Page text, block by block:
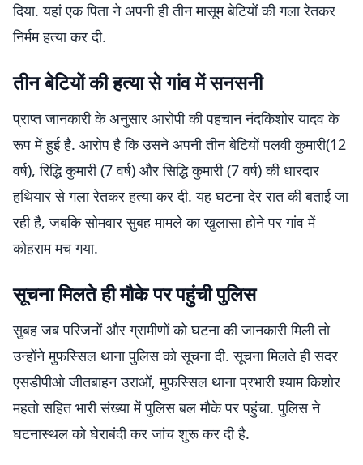
दिया. यहां एक पिता ने अपनी ही तीन मासूम बेटियों की गला रेतकर
निर्मम हत्या कर दी.
तीन बेटियों की हत्या से गांव में सनसनी
प्राप्त जानकारी के अनुसार आरोपी की पहचान नंदकिशोर यादव के
रूप में हुई है. आरोप है कि उसने अपनी तीन बेटियों पलवी कुमारी(12
वर्ष), रिद्धि कुमारी (7 वर्ष) और सिद्धि कुमारी (7 वर्ष) की धारदार
हथियार से गला रेतकर हत्या कर दी. यह घटना देर रात की बताई जा
रही है, जबकि सोमवार सुबह मामले का खुलासा होने पर गांव में
कोहराम मच गया.
सूचना मिलते ही मौके पर पहुंची पुलिस
सुबह जब परिजनों और ग्रामीणों को घटना की जानकारी मिली तो
उन्होंने मुफस्सिल थाना पुलिस को सूचना दी. सूचना मिलते ही सदर
एसडीपीओ जीतबाहन उराओं, मुफस्सिल थाना प्रभारी श्याम किशोर
महतो सहित भारी संख्या में पुलिस बल मौके पर पहुंचा. पुलिस ने
घटनास्थल को घेराबंदी कर जांच शुरू कर दी है.